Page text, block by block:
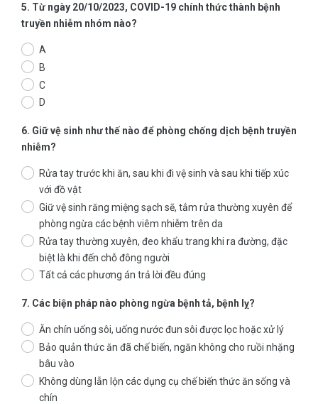
5. Từ ngày 20/10/2023, COVID-19 chính thức thành bệnh
truyền nhiễm nhóm nào?
A
B
C
D
6. Giữ vệ sinh như thế nào để phòng chống dịch bệnh truyền
nhiễm?
Rửa tay trước khi ăn, sau khi đi vệ sinh và sau khi tiếp xúc
với đồ vật
Giữ vệ sinh răng miệng sạch sẽ, tắm rửa thường xuyên để
phòng ngừa các bệnh viêm nhiễm trên da
Rửa tay thường xuyên, đeo khẩu trang khi ra đường, đặc
biệt là khi đến chỗ đông người
Tất cả các phương án trả lời đều đúng
7. Các biện pháp nào phòng ngừa bệnh tả, bệnh lỵ?
Ăn chín uống sôi, uống nước đun sôi được lọc hoặc xử lý
Bảo quản thức ăn đã chế biến, ngăn không cho ruồi nhặng
bâu vào
Không dùng lẫn lộn các dụng cụ chế biến thức ăn sống và
chín